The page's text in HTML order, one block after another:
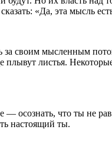
«Да, эта мысль
своим мысленным
плывут листья.
осознать, что ты не
настоящий ты.